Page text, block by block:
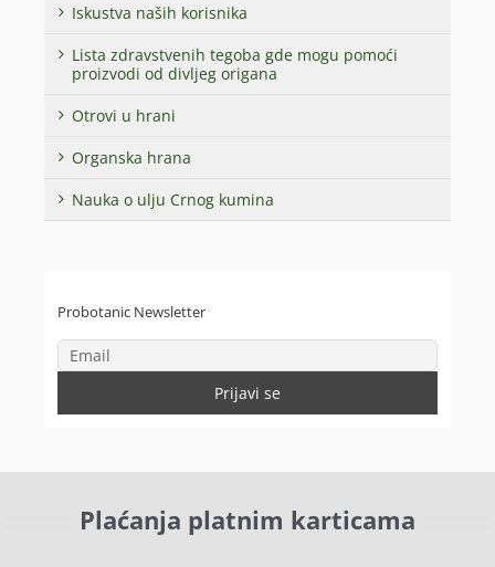
Iskustva naših korisnika
Lista zdravstvenih tegoba gde mogu pomoći
proizvodi od divljeg origana
Otrovi u hrani
Organska hrana
Nauka o ulju Crnog kumina
Probotanic Newsletter
Plaćanja platnim karticama